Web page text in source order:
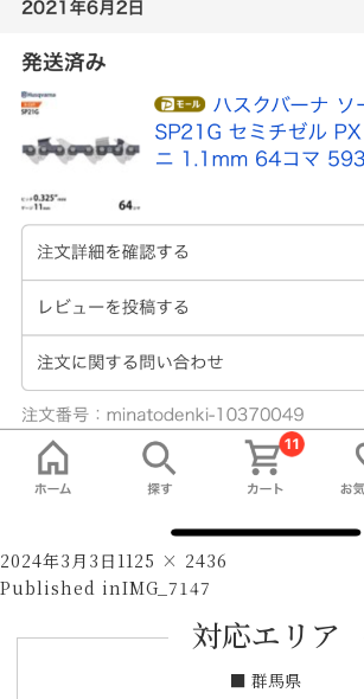
Posted
on
2024年3月3日 Full
size
1125 × 2436
投
Published inIMG_7147
対応エリア
■ 群馬県